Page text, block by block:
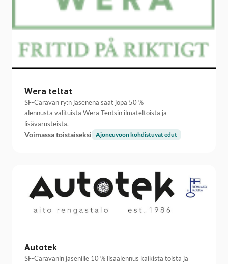
Wera teltat
SF-Caravan ry:n jäsenenä saat jopa 50 %
alennusta valituista Wera Tentsin ilmateltoista ja
lisävarusteista.
Voimassa toistaiseksi Ajoneuvoon kohdistuvat edut
Autotek
SF-Caravanin jäsenille 10 % lisäalennus kaikista töistä ja